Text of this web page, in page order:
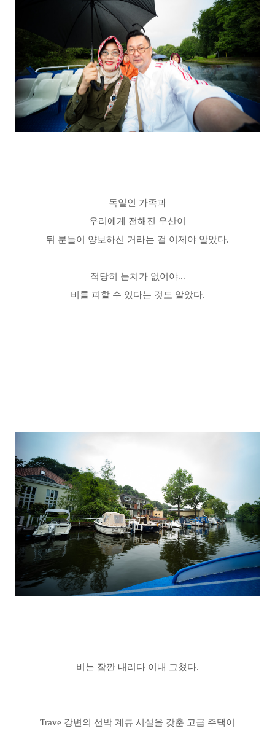
독일인 가족과
우리에게 전해진 우산이
뒤 분들이 양보하신 거라는 걸 이제야 알았다.
적당히 눈치가 없어야...
비를 피할 수 있다는 것도 알았다.
비는 잠깐 내리다 이내 그쳤다.
Trave 강변의 선박 계류 시설을 갖춘 고급 주택이